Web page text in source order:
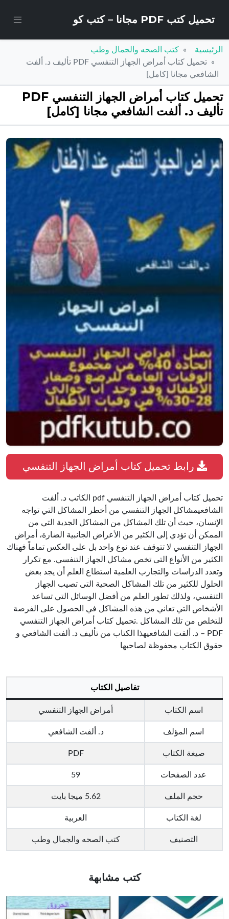
تحميل كتب PDF مجانا – كتب كو
الرئيسية
كتب الصحه والجمال وطب
تحميل كتاب أمراض الجهاز التنفسي PDF تأليف د. ألفت
الشافعي مجانا [كامل]
تحميل كتاب أمراض الجهاز التنفسي PDF
تأليف د. ألفت الشافعي مجانا [كامل]
تحميل كتاب أمراض الجهاز التنفسي pdf الكاتب د. ألفت
الشافعيمشاكل الجهاز التنفسي من أخطر المشاكل التي تواجه
الإنسان، حيث أن تلك المشاكل من المشاكل الجدية التي من
الممكن أن تؤدي إلى الكثير من الأعراض الجانبية الضارة، أمراض
الجهاز التنفسي لا تتوقف عند نوع واحد بل على العكس تماماً فهناك
الكثير من الأنواع التى تخص مشاكل الجهاز التنفسي. مع تكرار
وتعدد الدراسات والتجارب العلمية استطاع العلم أن يجد بعض
الحلول للكثير من تلك المشاكل الصحية التى تصيب الجهاز
التنفسي، ولذلك تطور العلم من أفضل الوسائل التي تساعد
الأشخاص التي تعاني من هذه المشاكل في الحصول على الفرصة
للتخلص من تلك المشاكل .تحميل كتاب أمراض الجهاز التنفسي
PDF – د. ألفت الشافعيهذا الكتاب من تأليف د. ألفت الشافعي و
حقوق الكتاب محفوظة لصاحبها
تفاصيل الكتاب
اسم الكتاب أمراض الجهاز التنفسي
اسم المؤلف د. ألفت الشافعي
صيغة الكتاب PDF
عدد الصفحات 59
حجم الملف 5.62 ميجا بايت
لغة الكتاب العربية
التصنيف كتب الصحه والجمال وطب
كتب مشابهة